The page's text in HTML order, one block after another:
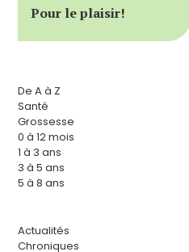
Pour le plaisir!
De A à Z
Santé
Grossesse
0 à 12 mois
1 à 3 ans
3 à 5 ans
5 à 8 ans
Actualités
Chroniques